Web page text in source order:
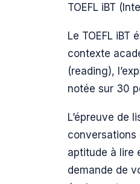
TOEFL iBT
Le TOEFL
contexte
(reading),
notée sur 30
L’épreuve de
conversations
aptitude à lire
demande de